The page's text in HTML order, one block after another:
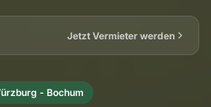
Jetzt Vermieter werden
- Bochum